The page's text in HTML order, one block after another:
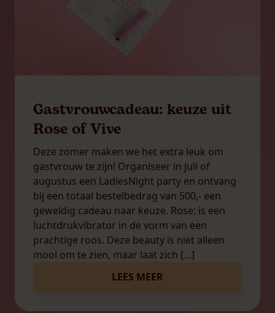
Gastvrouwcadeau: keuze uit
Rose of Vive
Deze zomer maken we het extra leuk om
gastvrouw te zijn! Organiseer in juli of
augustus een LadiesNight party en ontvang
bij een totaal bestelbedrag van 500,- een
geweldig cadeau naar keuze. Rose: is een
luchtdrukvibrator in de vorm van een
prachtige roos. Deze beauty is niet alleen
mooi om te zien, maar laat zich […]
LEES MEER